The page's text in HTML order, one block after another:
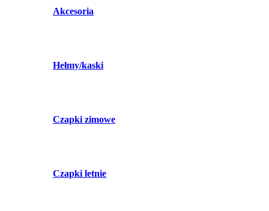
Akcesoria
Hełmy/kaski
Czapki zimowe
Czapki letnie